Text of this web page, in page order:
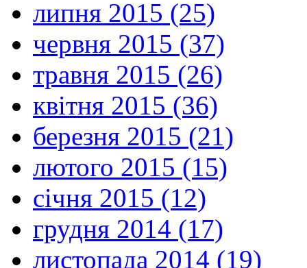
липня 2015 (25)
червня 2015 (37)
травня 2015 (26)
квітня 2015 (36)
березня 2015 (21)
лютого 2015 (15)
січня 2015 (12)
грудня 2014 (17)
листопада 2014 (19)